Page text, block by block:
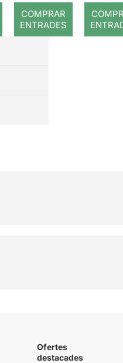
COMPRAR
ENTRADES
Ofertes
destacades